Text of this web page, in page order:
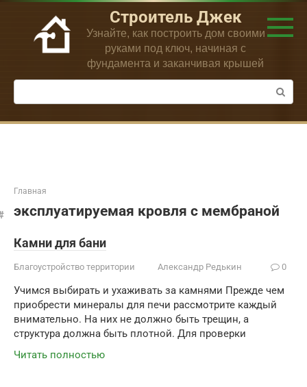
Перейти
контенту
Строитель Джек
Узнайте, как построить дом своими
руками под ключ, начиная с
фундамента и заканчивая крышей
Поиск:
Главная
эксплуатируемая кровля с мембраной
Камни для бани
Благоустройство территории Александр Редькин 0
Учимся выбирать и ухаживать за камнями Прежде чем
приобрести минералы для печи рассмотрите каждый
внимательно. На них не должно быть трещин, а
структура должна быть плотной. Для проверки
Читать полностью